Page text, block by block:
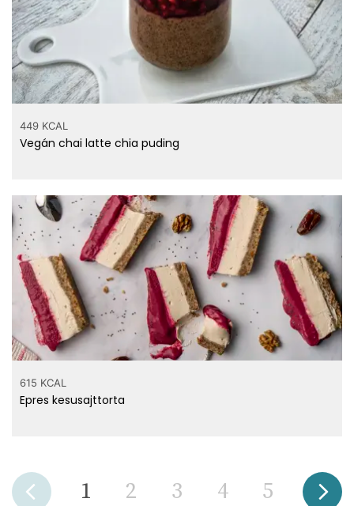
449 KCAL
Vegán chai latte chia puding
615 KCAL
Epres kesusajttorta
1 2 3 4 5